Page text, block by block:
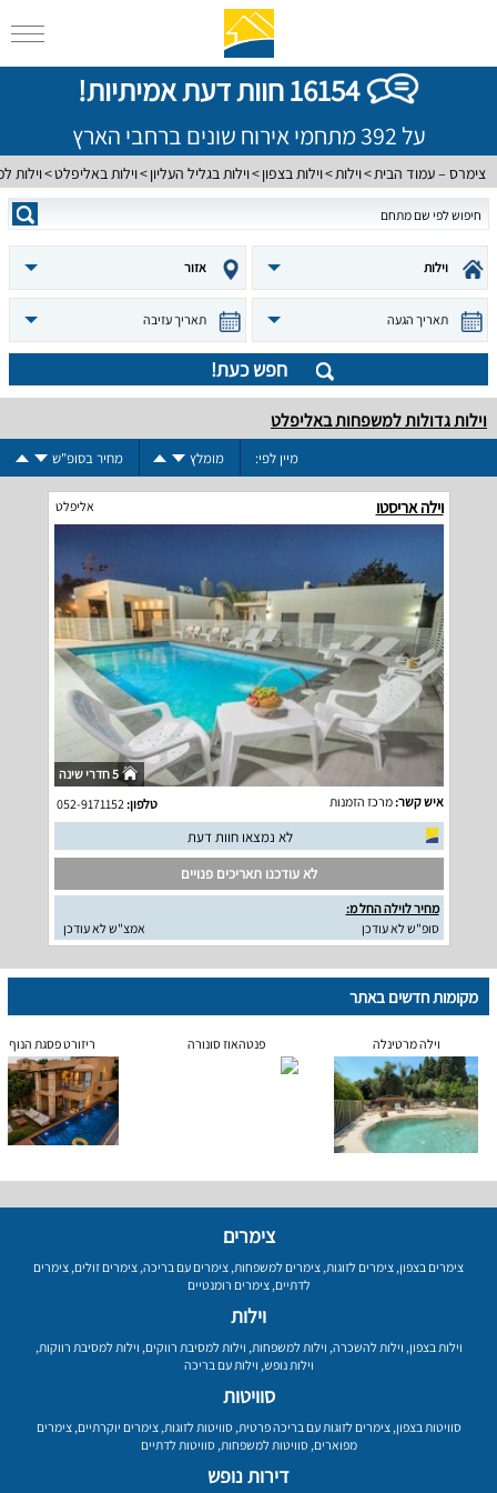
16154 חוות דעת אמיתיות!
על 392 מתחמי אירוח שונים ברחבי הארץ
צימרס – עמוד הבית וילות וילות בצפון וילות בגליל העליון וילות באליפלט וילות
וילות אזור
תאריך הגעה תאריך עזיבה
חפש כעת!
וילות גדולות למשפחות באליפלט
מיין לפי: מומלץ מחיר בסופ"ש
וילה אריסטו אליפלט
5 חדרי שינה
איש קשר:מרכז הזמנות טלפון:
לא נמצאו חוות דעת
לא עודכנו תאריכים פנויים
מחיר לוילה החל מ:
סופ"ש לא עודכן
אמצ"ש לא עודכן
מקומות חדשים באתר
וילה מרטינלה פנטהאוז סונורה ריזורט פסגת הנוף
צימרים
צימרים בצפון, צימרים לזוגות, צימרים למשפחות, צימרים עם בריכה, צימרים זולים, צימרים
לדתיים,צימרים רומנטיים
וילות
וילות בצפון, וילות להשכרה, וילות למשפחות, וילות למסיבת רווקים, וילות למסיבת רווקות,
וילות נופש, וילות עם בריכה
סוויטות
סוויטות בצפון,צימרים לזוגות עם בריכה פרטית,סוויטות לזוגות,צימרים יוקרתיים,צימרים
מפוארים,סוויטות למשפחות,סוויטות לדתיים
דירות נופש